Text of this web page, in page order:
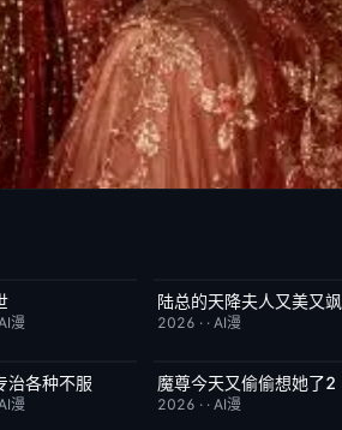
漫
完结 9.0
陆总的天降夫人又美又飒
2026 · · AI漫
治各种不服
漫
完结 9.0
魔尊今天又偷偷想她了2
2026 · · AI漫